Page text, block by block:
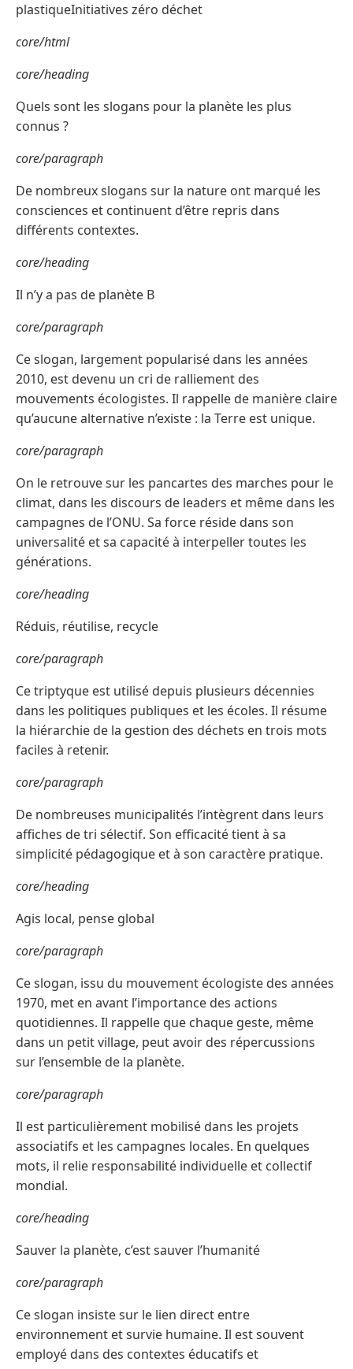
plastiqueInitiatives zéro déchet
core/html
core/heading
Quels sont les slogans pour la planète les plus
connus ?
core/paragraph
De nombreux slogans sur la nature ont marqué les
consciences et continuent d’être repris dans
différents contextes.
core/heading
Il n’y a pas de planète B
core/paragraph
Ce slogan, largement popularisé dans les années
2010, est devenu un cri de ralliement des
mouvements écologistes. Il rappelle de manière claire
qu’aucune alternative n’existe : la Terre est unique.
core/paragraph
On le retrouve sur les pancartes des marches pour le
climat, dans les discours de leaders et même dans les
campagnes de l’ONU. Sa force réside dans son
universalité et sa capacité à interpeller toutes les
générations.
core/heading
Réduis, réutilise, recycle
core/paragraph
Ce triptyque est utilisé depuis plusieurs décennies
dans les politiques publiques et les écoles. Il résume
la hiérarchie de la gestion des déchets en trois mots
faciles à retenir.
core/paragraph
De nombreuses municipalités l’intègrent dans leurs
affiches de tri sélectif. Son efficacité tient à sa
simplicité pédagogique et à son caractère pratique.
core/heading
Agis local, pense global
core/paragraph
Ce slogan, issu du mouvement écologiste des années
1970, met en avant l’importance des actions
quotidiennes. Il rappelle que chaque geste, même
dans un petit village, peut avoir des répercussions
sur l’ensemble de la planète.
core/paragraph
Il est particulièrement mobilisé dans les projets
associatifs et les campagnes locales. En quelques
mots, il relie responsabilité individuelle et collectif
mondial.
core/heading
Sauver la planète, c’est sauver l’humanité
core/paragraph
Ce slogan insiste sur le lien direct entre
environnement et survie humaine. Il est souvent
employé dans des contextes éducatifs et